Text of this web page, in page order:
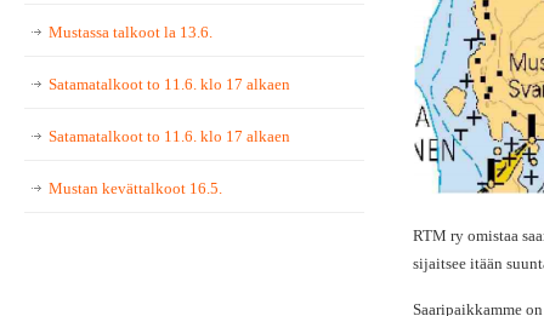
RTM ry omistaa
sijaitsee itään
Saaripaikkamme
Mustassa talkoot la 13.6.
Satamatalkoot to 11.6. klo 17 alkaen
Satamatalkoot to 11.6. klo 17 alkaen
Mustan kevättalkoot 16.5.